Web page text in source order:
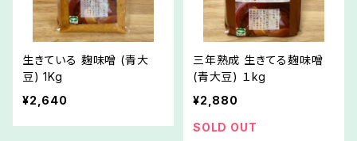
生きている 麹味噌 (青大
豆) 1Kg
¥2,640
三年熟成 生きてる麹味噌
(青大豆) １kg
¥2,880
SOLD OUT